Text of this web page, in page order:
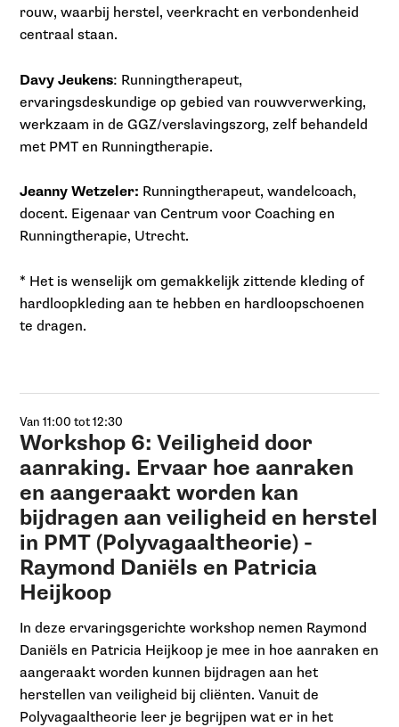
rouw, waarbij herstel, veerkracht en verbondenheid
centraal staan.
Davy Jeukens: Runningtherapeut,
ervaringsdeskundige op gebied van rouwverwerking,
werkzaam in de GGZ/verslavingszorg, zelf behandeld
met PMT en Runningtherapie.
Jeanny Wetzeler: Runningtherapeut, wandelcoach,
docent. Eigenaar van Centrum voor Coaching en
Runningtherapie, Utrecht.
* Het is wenselijk om gemakkelijk zittende kleding of
hardloopkleding aan te hebben en hardloopschoenen
te dragen.
Van 11:00 tot 12:30
Workshop 6: Veiligheid door
aanraking. Ervaar hoe aanraken
en aangeraakt worden kan
bijdragen aan veiligheid en herstel
in PMT (Polyvagaaltheorie) -
Raymond Daniëls en Patricia
Heijkoop
In deze ervaringsgerichte workshop nemen Raymond
Daniëls en Patricia Heijkoop je mee in hoe aanraken en
aangeraakt worden kunnen bijdragen aan het
herstellen van veiligheid bij cliënten. Vanuit de
Polyvagaaltheorie leer je begrijpen wat er in het